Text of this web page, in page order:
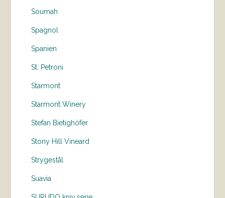
Soumah
Spagnol
Spanien
St. Petroni
Starmont
Starmont Winery
Stefan Bietighöfer
Stony Hill Vineard
Strygestål
Suavia